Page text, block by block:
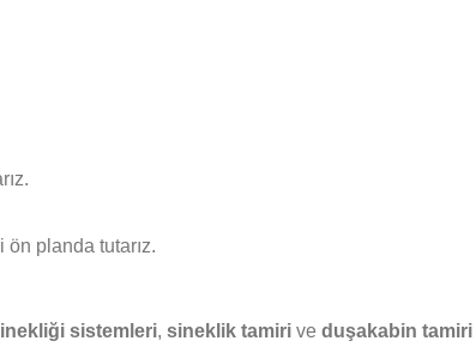
ön planda tutarız.
sistemleri, sineklik tamiri ve duşakabin tamiri